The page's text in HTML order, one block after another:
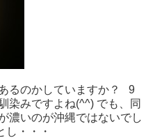
るのかしていますか？ 9
染みですよね(^^) でも、同
濃いのが沖縄ではないでし
・・・